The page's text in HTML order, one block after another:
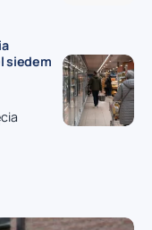
siedem